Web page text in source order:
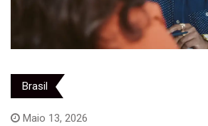
Brasil
Maio 13, 2026